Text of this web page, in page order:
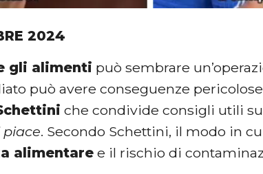
2024
gli alimenti può sembrare
può avere conseguenze
che condivide consigli utili
piace. Secondo Schettini, il modo in
alimentare e il rischio di